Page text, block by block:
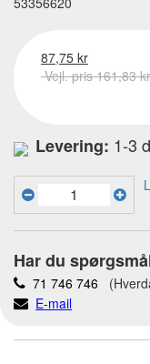
87,75 kr
Vejl. pris 161,83 kr
Levering: 1-3
Har du
71 746 746
E-mail